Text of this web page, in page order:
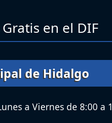
en el DIF
de Hidalgo
a Viernes de 8:00 a